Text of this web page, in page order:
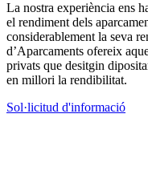
La nostra experiència ens
el rendiment dels
considerablement la seva
d’Aparcaments ofereix
privats que desitgin
en millori la rendibilitat.
Sol·licitud d'informació